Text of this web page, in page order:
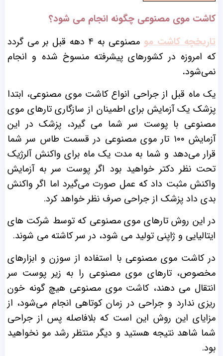
کاشت موی مصنوعی چگونه انجام می شود؟
تاریخچه کاشت مو
مصنوعی به ۴ دهه قبل بر می گردد
که امروزه در کشور‌های پیشرفته منسوخ شده و انجام
نمی‌شود.
یک ماه قبل از جراحی انواع کاشت موی مصنوعی، ابتدا
پزشک یک آزمایش برای اطمینان از سازگاری تارهای موی
مصنوعی با پوست سر شما می گیرد، پزشک در این
آزمایش ۱۰۰ تار موی مصنوعی در قسمت طاس سر شما
قرار می‌دهد و شما به مدت یک ماه برای واکنش آلرژیک
تحت نظر دکتر خواهید بود اگر پوست سر به آزمایش
واکنش مثبت داد که عمل صورت می‌گیرد اما اگر واکنش
بدی داد پزشک از جراحی صرف نظر خواهد کرد.
در این روش تار‌های موی مصنوعی که توسط شرکت های
ایتالیایی و ژاپنی تولید می شود، در سر کاشته می شوند.
در کاشت موی مصنوعی با استفاده از سوزن و ابزارهای
مخصوص، تارهای موی مصنوعی را به زیر پوست سر
انتقال می دهند، کاشت موی مصنوعی هیچ گونه خون
ریزی ندارد و جراحی در زمان کوتاهی انجام می‌شود، از
مزایای این روش این است که بلافاصله پس از جراحی
شما شاهد نتیجه هستید و دیگر منتظر رشد مو نخواهید
بود.